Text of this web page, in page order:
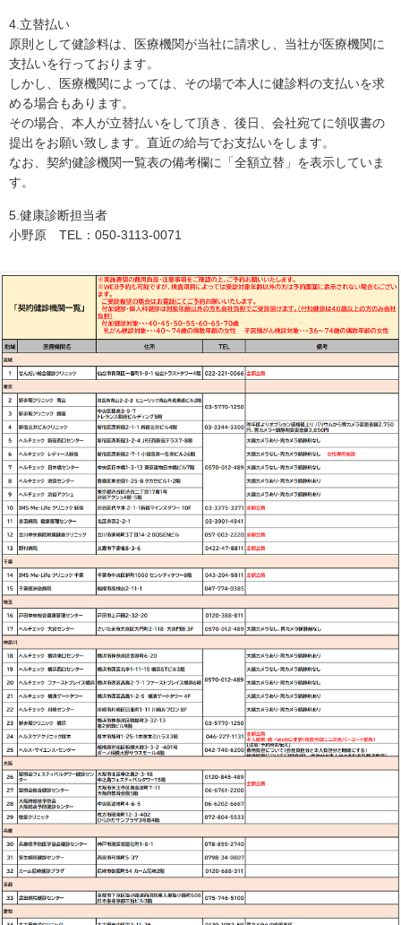
4.立替払い
原則として健診料は、医療機関が当社に請求し、当社が医療機関に
支払いを行っております。
しかし、医療機関によっては、その場で本人に健診料の支払いを求
める場合もあります。
その場合、本人が立替払いをして頂き、後日、会社宛てに領収書の
提出をお願い致します。直近の給与でお支払いをします。
なお、契約健診機関一覧表の備考欄に「全額立替」を表示していま
す。
5.健康診断担当者
小野原 TEL：050-3113-0071